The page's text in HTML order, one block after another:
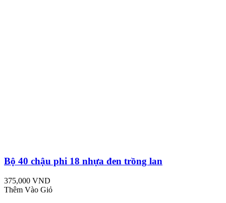
Bộ 40 chậu phi 18 nhựa đen trồng lan
375,000 VND
Thêm Vào Giỏ